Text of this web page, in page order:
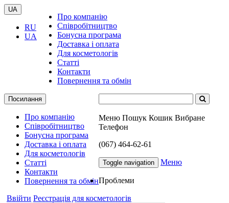
UA
RU
UA
Про компанію
Співробітництво
Бонусна програма
Доставка і оплата
Для косметологів
Статті
Контакти
Повернення та обмін
Посилання
Про компанію
Співробітництво
Бонусна програма
Доставка і оплата
Для косметологів
Статті
Контакти
Повернення та обмін
Ввійти Реєстрація для косметологів
Меню Пошук Кошик Вибране
Телефон
(067) 464-62-61
Toggle navigation Меню
Проблеми